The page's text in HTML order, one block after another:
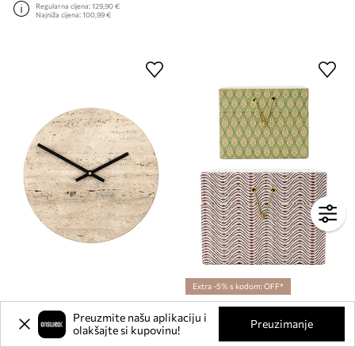
Regularna cijena:129,90 €
Najniža cijena:100,99 €
88,99 €
Extra -5% s kodom: OFF*
Kutija za pohranu House Doctor HDKeep 20 x 15 cm 2-pack
Trenutna cijena:
Regularna cijena:47,99 €
Preuzmite našu aplikaciju i
olakšajte si kupovinu!
Preuzimanje